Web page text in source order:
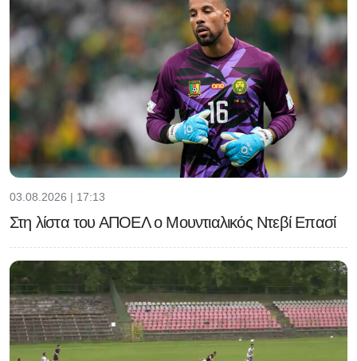
03.08.2026 | 17:13
Στη λίστα του ΑΠΟΕΛ ο Μουντιαλικός Ντεβί Επασί